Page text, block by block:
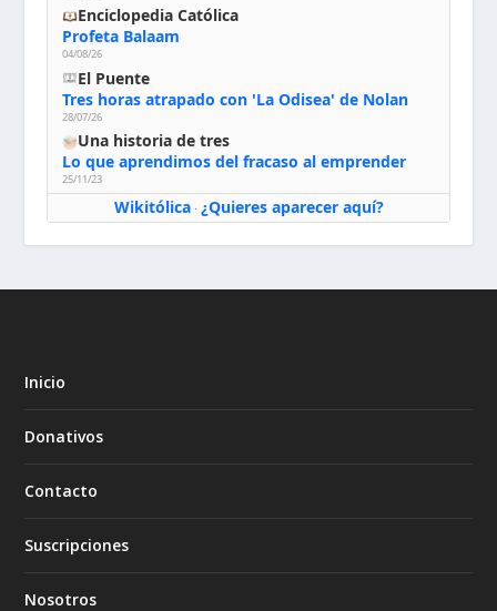
Enciclopedia Católica
Profeta Balaam
04/08/26
El Puente
Tres horas atrapado con 'La Odisea' de Nolan
28/07/26
Una historia de tres
Lo que aprendimos del fracaso al emprender
25/11/23
Wikitólica· ¿Quieres aparecer aquí?
Inicio
Donativos
Contacto
Suscripciones
Nosotros